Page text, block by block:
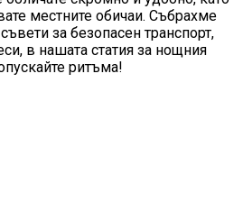
местните обичаи. Събрахме
за безопасен транспорт,
в нашата статия за нощния
ритъма!